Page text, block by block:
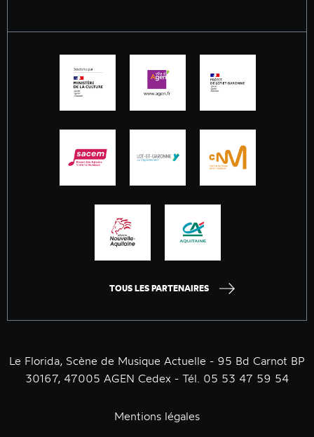
TOUS LES PARTENAIRES
Le Florida, Scène de Musique Actuelle - 95 Bd Carnot BP
30167, 47005 AGEN Cedex - Tél. 05 53 47 59 54
Mentions légales